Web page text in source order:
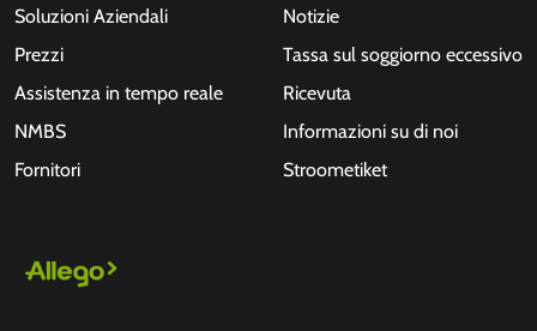
Soluzioni Aziendali
Prezzi
Assistenza in tempo reale
NMBS
Fornitori
Notizie
Tassa sul soggiorno eccessivo
Ricevuta
Informazioni su di noi
Stroometiket